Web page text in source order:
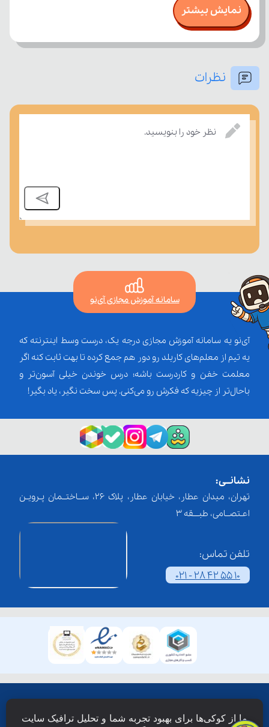
نمایش بیشتر
نظرات
نظر خود را بنویسید.
سامانه آموزش مجازی آی‌نو
آی‌نو یه سامانه آموزش مجازی درجه یک، درست وسط اینترنته که
یه تیم از معلم‌‌های کاربلد رو دور هم جمع کرده تا بهت ثابت کنه اگر
معلمت خفن و کاردرست باشه؛ درس خوندن خیلی آسون‌تر و
باحال‌تر از چیزیه که فکرش رو می‌کنی. پس سخت نگیر، یاد بگیر!
نشانــی:
تهران، میدان عطار، خیابان عطار، پلاک 26، ســاختــمان پـرویـن
اعـتصــامی، طبـــقه 3
تلفن تماس:
021 - 28 42 55 10
دانش نویان محفوظ است.
ما از کوکی‌ها برای بهبود تجربه شما و تحلیل ترافیک سایت